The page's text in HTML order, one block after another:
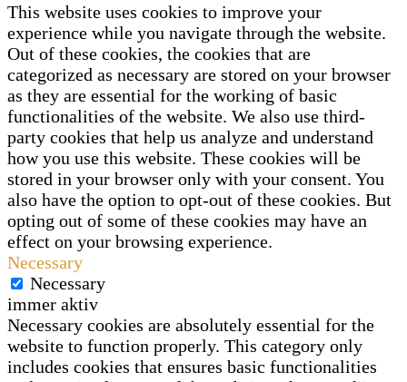
This website uses cookies to improve your
experience while you navigate through the website.
Out of these cookies, the cookies that are
categorized as necessary are stored on your browser
as they are essential for the working of basic
functionalities of the website. We also use third-
party cookies that help us analyze and understand
how you use this website. These cookies will be
stored in your browser only with your consent. You
also have the option to opt-out of these cookies. But
opting out of some of these cookies may have an
effect on your browsing experience.
Necessary
Necessary
immer aktiv
Necessary cookies are absolutely essential for the
website to function properly. This category only
includes cookies that ensures basic functionalities